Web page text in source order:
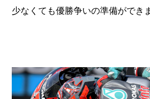
少なくても優勝争いの準備ができ